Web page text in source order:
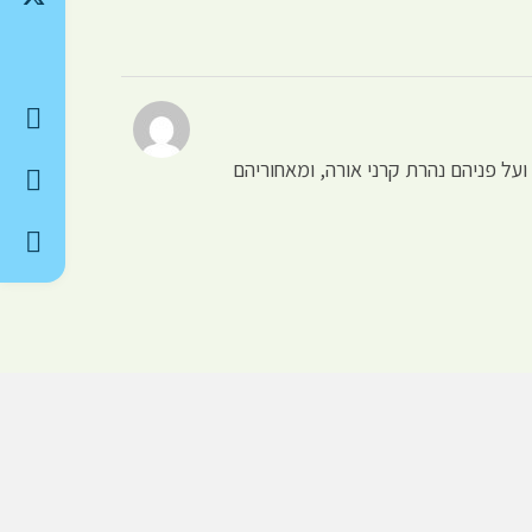
פניהם נהרת קרני אורה, ומאחוריהם